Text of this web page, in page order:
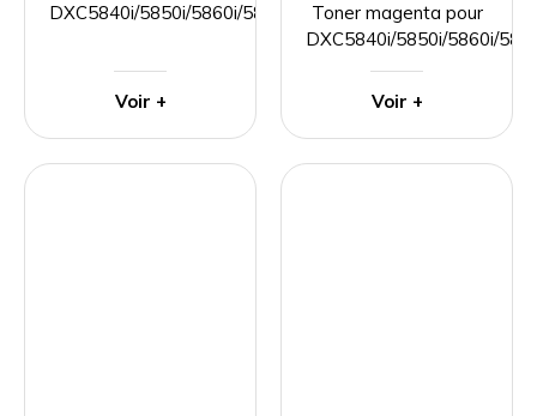
DXC5840i/5850i/5860i/5870i
Voir +
Toner magenta pour
DXC5840i/5850i/5860i/
Voir +